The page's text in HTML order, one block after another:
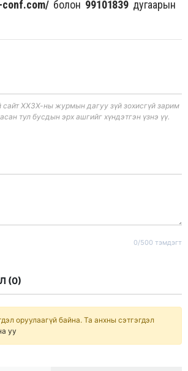
conf.com/болон 99101839 дугаарын
ХХЗХ-ны журмын дагуу зүй зохисгүй зарим
тул бусдын эрх ашгийг хүндэтгэн үзнэ үү.
0/500 тэмдэгт
(0)
оруулаагүй байна. Та анхны сэтгэгдэл
уу